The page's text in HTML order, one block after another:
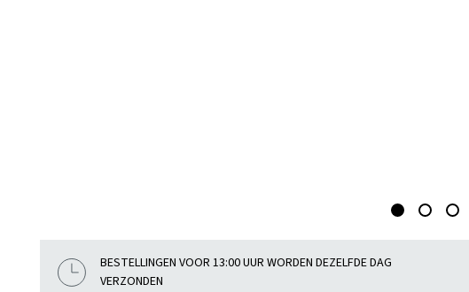
BESTELLINGEN VOOR 13:00 UUR WORDEN DEZELFDE DAG
VERZONDEN